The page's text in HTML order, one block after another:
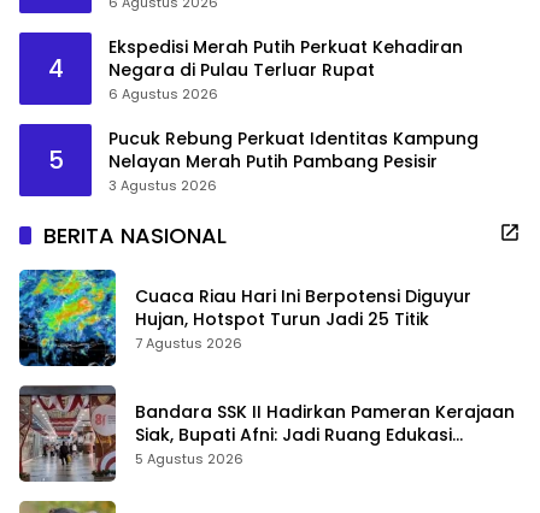
4
Ekspedisi Merah Putih Perkuat Kehadiran
Negara di Pulau Terluar Rupat
6 Agustus 2026
5
Pucuk Rebung Perkuat Identitas Kampung
Nelayan Merah Putih Pambang Pesisir
3 Agustus 2026
BERITA NASIONAL
Cuaca Riau Hari Ini Berpotensi Diguyur
Hujan, Hotspot Turun Jadi 25 Titik
7 Agustus 2026
Bandara SSK II Hadirkan Pameran Kerajaan
Siak, Bupati Afni: Jadi Ruang Edukasi
Sejarah Riau
5 Agustus 2026